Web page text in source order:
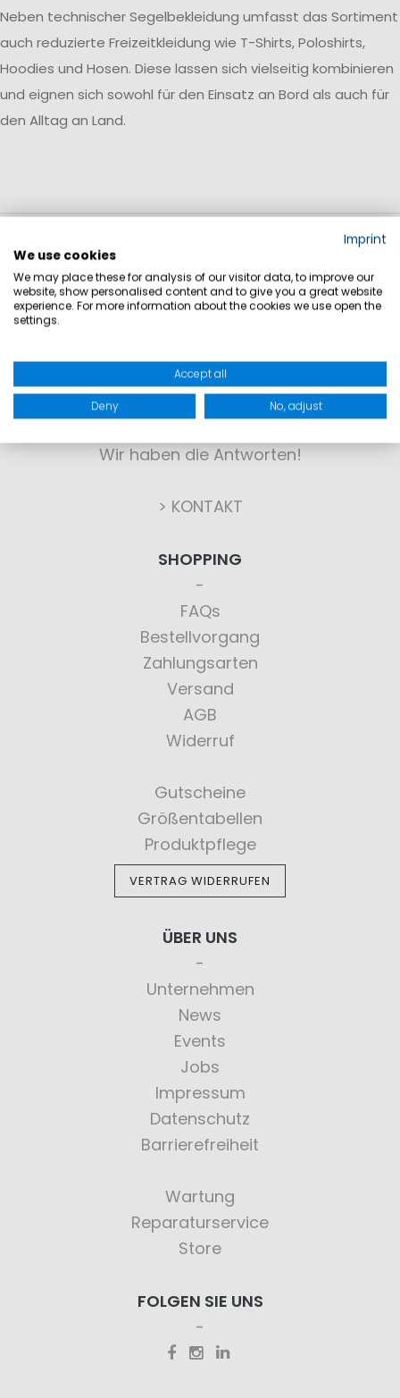
Neben technischer Segelbekleidung umfasst das Sortiment
auch reduzierte Freizeitkleidung wie T-Shirts, Poloshirts,
Hoodies und Hosen. Diese lassen sich vielseitig kombinieren
und eignen sich sowohl für den Einsatz an Bord als auch für
den Alltag an Land.
KONTAKT
Wir haben die Antworten!
> KONTAKT
SHOPPING
FAQs
Bestellvorgang
Zahlungsarten
Versand
AGB
Widerruf
Gutscheine
Größentabellen
Produktpflege
VERTRAG WIDERRUFEN
ÜBER UNS
Unternehmen
News
Events
Jobs
Impressum
Datenschutz
Barrierefreiheit
Wartung
Reparaturservice
Store
FOLGEN SIE UNS
Imprint
We use cookies
We may place these for analysis of our visitor data, to improve our
website, show personalised content and to give you a great website
experience. For more information about the cookies we use open the
settings.
Accept all
Deny No, adjust